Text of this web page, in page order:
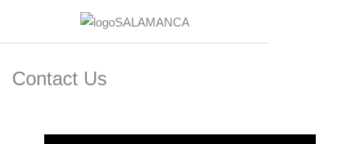
Contact Us